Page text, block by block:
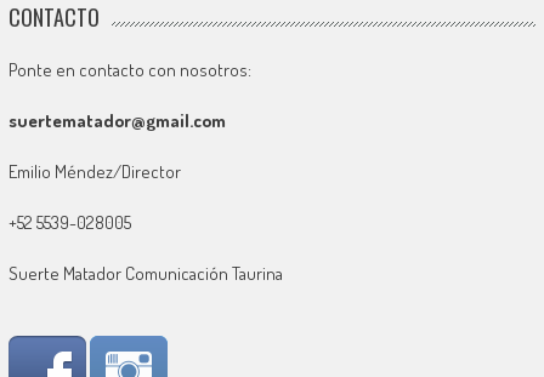
CONTACTO
Ponte en contacto con nosotros:
suertematador@gmail.com
Emilio Méndez/Director
+52 5539-028005
Suerte Matador Comunicación Taurina